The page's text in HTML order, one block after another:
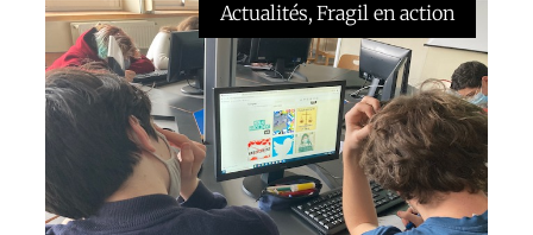
Actualités, Fragil en action